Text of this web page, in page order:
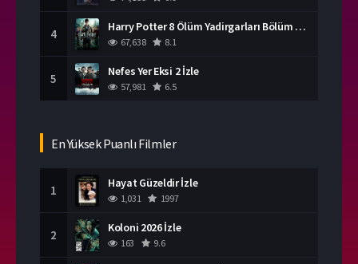
4 Harry Potter 8 Ölüm Yadirgarları Bölüm 2 İzle
67,638 8.1
5 Nefes Yer Eksi 2 İzle
57,981 6.5
En Yüksek Puanlı Filmler
1 Hayat Güzeldir İzle
1,031 1997
2 Koloni 2026 İzle
163 9.6